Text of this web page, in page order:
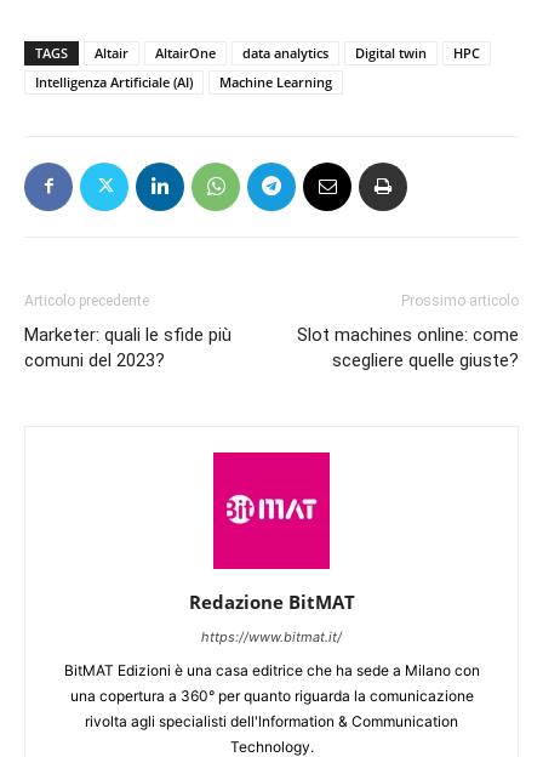
TAGS Altair AltairOne data analytics Digital twin
HPC
Intelligenza Artificiale (AI)
Machine Learning
Articolo precedente
Marketer: quali le sfide più
comuni del 2023?
Prossimo articolo
Slot machines online: come
scegliere quelle giuste?
Redazione BitMAT
https://www.bitmat.it/
BitMAT Edizioni è una casa editrice che ha sede a Milano con
una copertura a 360° per quanto riguarda la comunicazione
rivolta agli specialisti dell'lnformation & Communication
Technology.